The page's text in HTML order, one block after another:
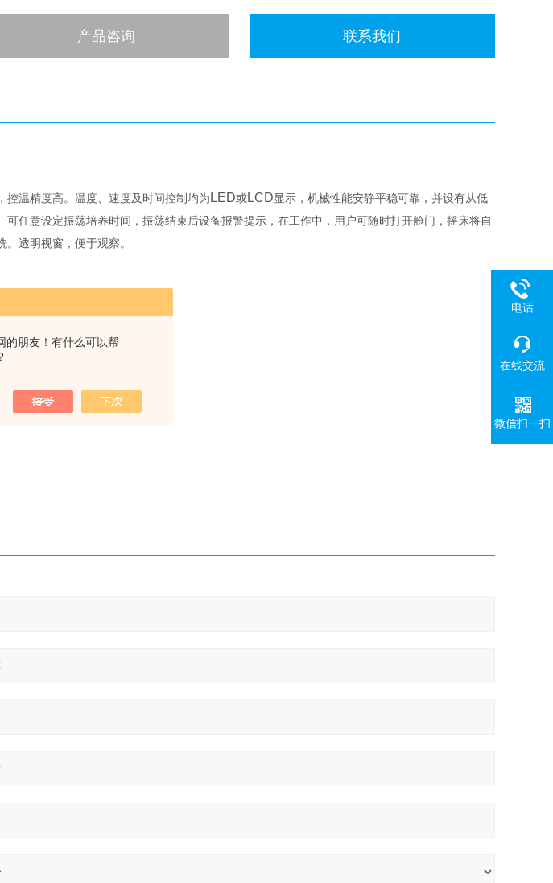
的朋友！有什么可以帮
产品咨询 联系我们
控温精度高。温度、速度及时间控制均为 LED或 LCD显示，机械性能安静平稳可靠，并设有从低
任意设定振荡培养时间，振荡结束后设备报警提示，在工作中，用户可随时打开舱门，摇床将自
透明视窗，便于观察。
电话
在线交流
微信扫一扫